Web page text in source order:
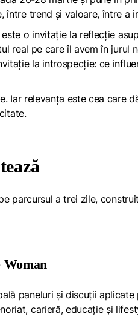
trend și valoare, între a
o invitație la reflecție
real pe care îl avem în jurul
la introspecție: ce
Iar relevanța este cea care
parcursul a trei zile,
paneluri și discuții
carieră, educație și